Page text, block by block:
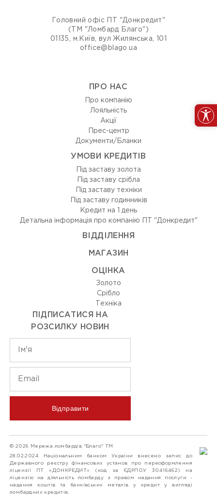
Головний офіс ПТ "Донкредит"
(ТМ "Ломбард Благо")
01135, м.Київ, вул Жилянська, 101
office@blago.ua
ПРО НАС
Про компанію
Лояльність
Акції
Прес-центр
Документи/Бланки
УМОВИ КРЕДИТІВ
Під заставу золота
Під заставу срібла
Під заставу техніки
Під заставу годинників
Кредит на 1 день
Детальна інформація про компанію ПТ "Донкредит"
ВIДДIЛЕННЯ
МАГАЗИН
ОЦIНКА
Золото
Срiбло
Технiка
ПІДПИСАТИСЯ НА
РОЗСИЛКУ НОВИН
Відправити
© 2026 Мережа ломбардів "Благо" ТМ
28.02.2024 Національним банком України внесено запис до
Державного реєстру фінансових установ про переоформлення
ліцензії ПТ «ДОНКРЕДИТ» (код за ЄДРПОУ 30416462) на
ліцензію на діяльність ломбарду з правом надання послуги -
надання коштів та банківських металів у кредит у вигляді
ломбардних кредитів.